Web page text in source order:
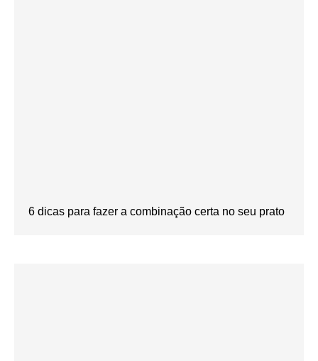
6 dicas para fazer a combinação certa no seu prato